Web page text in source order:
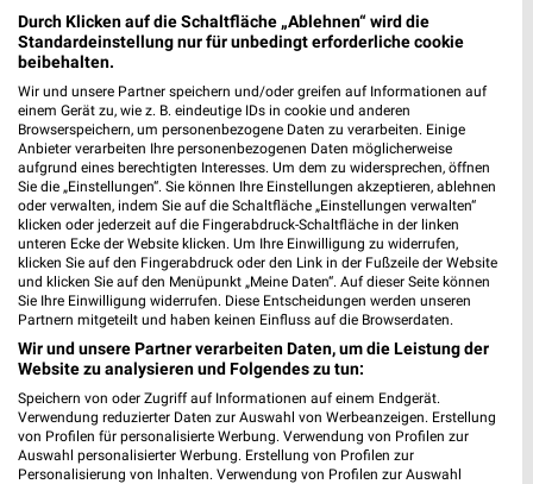
PROSPEKT BLÄTTERN
FLEISCH & WURST KAFFEE FISCH EISCREME
Durch Klicken auf die Schaltfläche „Ablehnen“ wird die
Standardeinstellung nur für unbedingt erforderliche cookie
beibehalten.
Wir und unsere Partner speichern und/oder greifen auf Informationen auf
einem Gerät zu, wie z. B. eindeutige IDs in cookie und anderen
Browserspeichern, um personenbezogene Daten zu verarbeiten. Einige
Anbieter verarbeiten Ihre personenbezogenen Daten möglicherweise
aufgrund eines berechtigten Interesses. Um dem zu widersprechen, öffnen
Sie die „Einstellungen“. Sie können Ihre Einstellungen akzeptieren, ablehnen
oder verwalten, indem Sie auf die Schaltfläche „Einstellungen verwalten“
klicken oder jederzeit auf die Fingerabdruck-Schaltfläche in der linken
unteren Ecke der Website klicken. Um Ihre Einwilligung zu widerrufen,
klicken Sie auf den Fingerabdruck oder den Link in der Fußzeile der Website
und klicken Sie auf den Menüpunkt „Meine Daten“. Auf dieser Seite können
Sie Ihre Einwilligung widerrufen. Diese Entscheidungen werden unseren
Partnern mitgeteilt und haben keinen Einfluss auf die Browserdaten.
Wir und unsere Partner verarbeiten Daten, um die Leistung der
Website zu analysieren und Folgendes zu tun:
Speichern von oder Zugriff auf Informationen auf einem Endgerät.
Verwendung reduzierter Daten zur Auswahl von Werbeanzeigen. Erstellung
von Profilen für personalisierte Werbung. Verwendung von Profilen zur
Auswahl personalisierter Werbung. Erstellung von Profilen zur
Personalisierung von Inhalten. Verwendung von Profilen zur Auswahl